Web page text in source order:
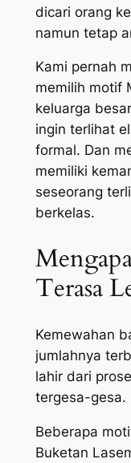
dicari orang
namun tetap
Kami pernah
memilih motif
keluarga
ingin terlihat
formal. Dan
memiliki
seseorang
berkelas.
Terasa
Kemewahan
jumlahnya
lahir dari
tergesa-gesa.
Beberapa
Buketan